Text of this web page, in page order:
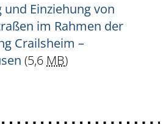
Einziehung von
im Rahmen der
Crailsheim –
(5,6 MB)